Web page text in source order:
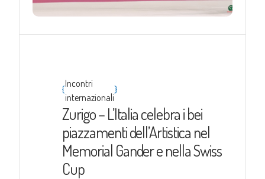
{
Incontri
internazionali
}
Zurigo – L’Italia celebra i bei
piazzamenti dell’Artistica nel
Memorial Gander e nella Swiss
Cup